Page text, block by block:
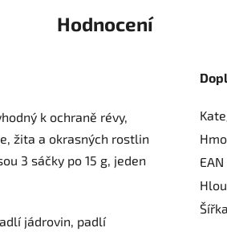
Hodnocení
k ochraně révy,
žita a okrasných rostlin
3 sáčky po 15 g, jeden
jádrovin, padlí
EAN